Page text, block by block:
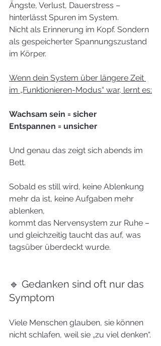
Ängste, Verlust, Dauerstress –
hinterlässt Spuren im System.
Nicht als Erinnerung im Kopf. Sondern
als gespeicherter Spannungszustand
im Körper.
Wenn dein System über längere Zeit
im „Funktionieren-Modus“ war, lernt es:
Wachsam sein = sicher
Entspannen = unsicher
Und genau das zeigt sich abends im
Bett.
Sobald es still wird, keine Ablenkung
mehr da ist, keine Aufgaben mehr
ablenken,
kommt das Nervensystem zur Ruhe –
und gleichzeitig taucht das auf, was
tagsüber überdeckt wurde.
🔹 Gedanken sind oft nur das
Symptom
Viele Menschen glauben, sie können
nicht schlafen, weil sie „zu viel denken“.